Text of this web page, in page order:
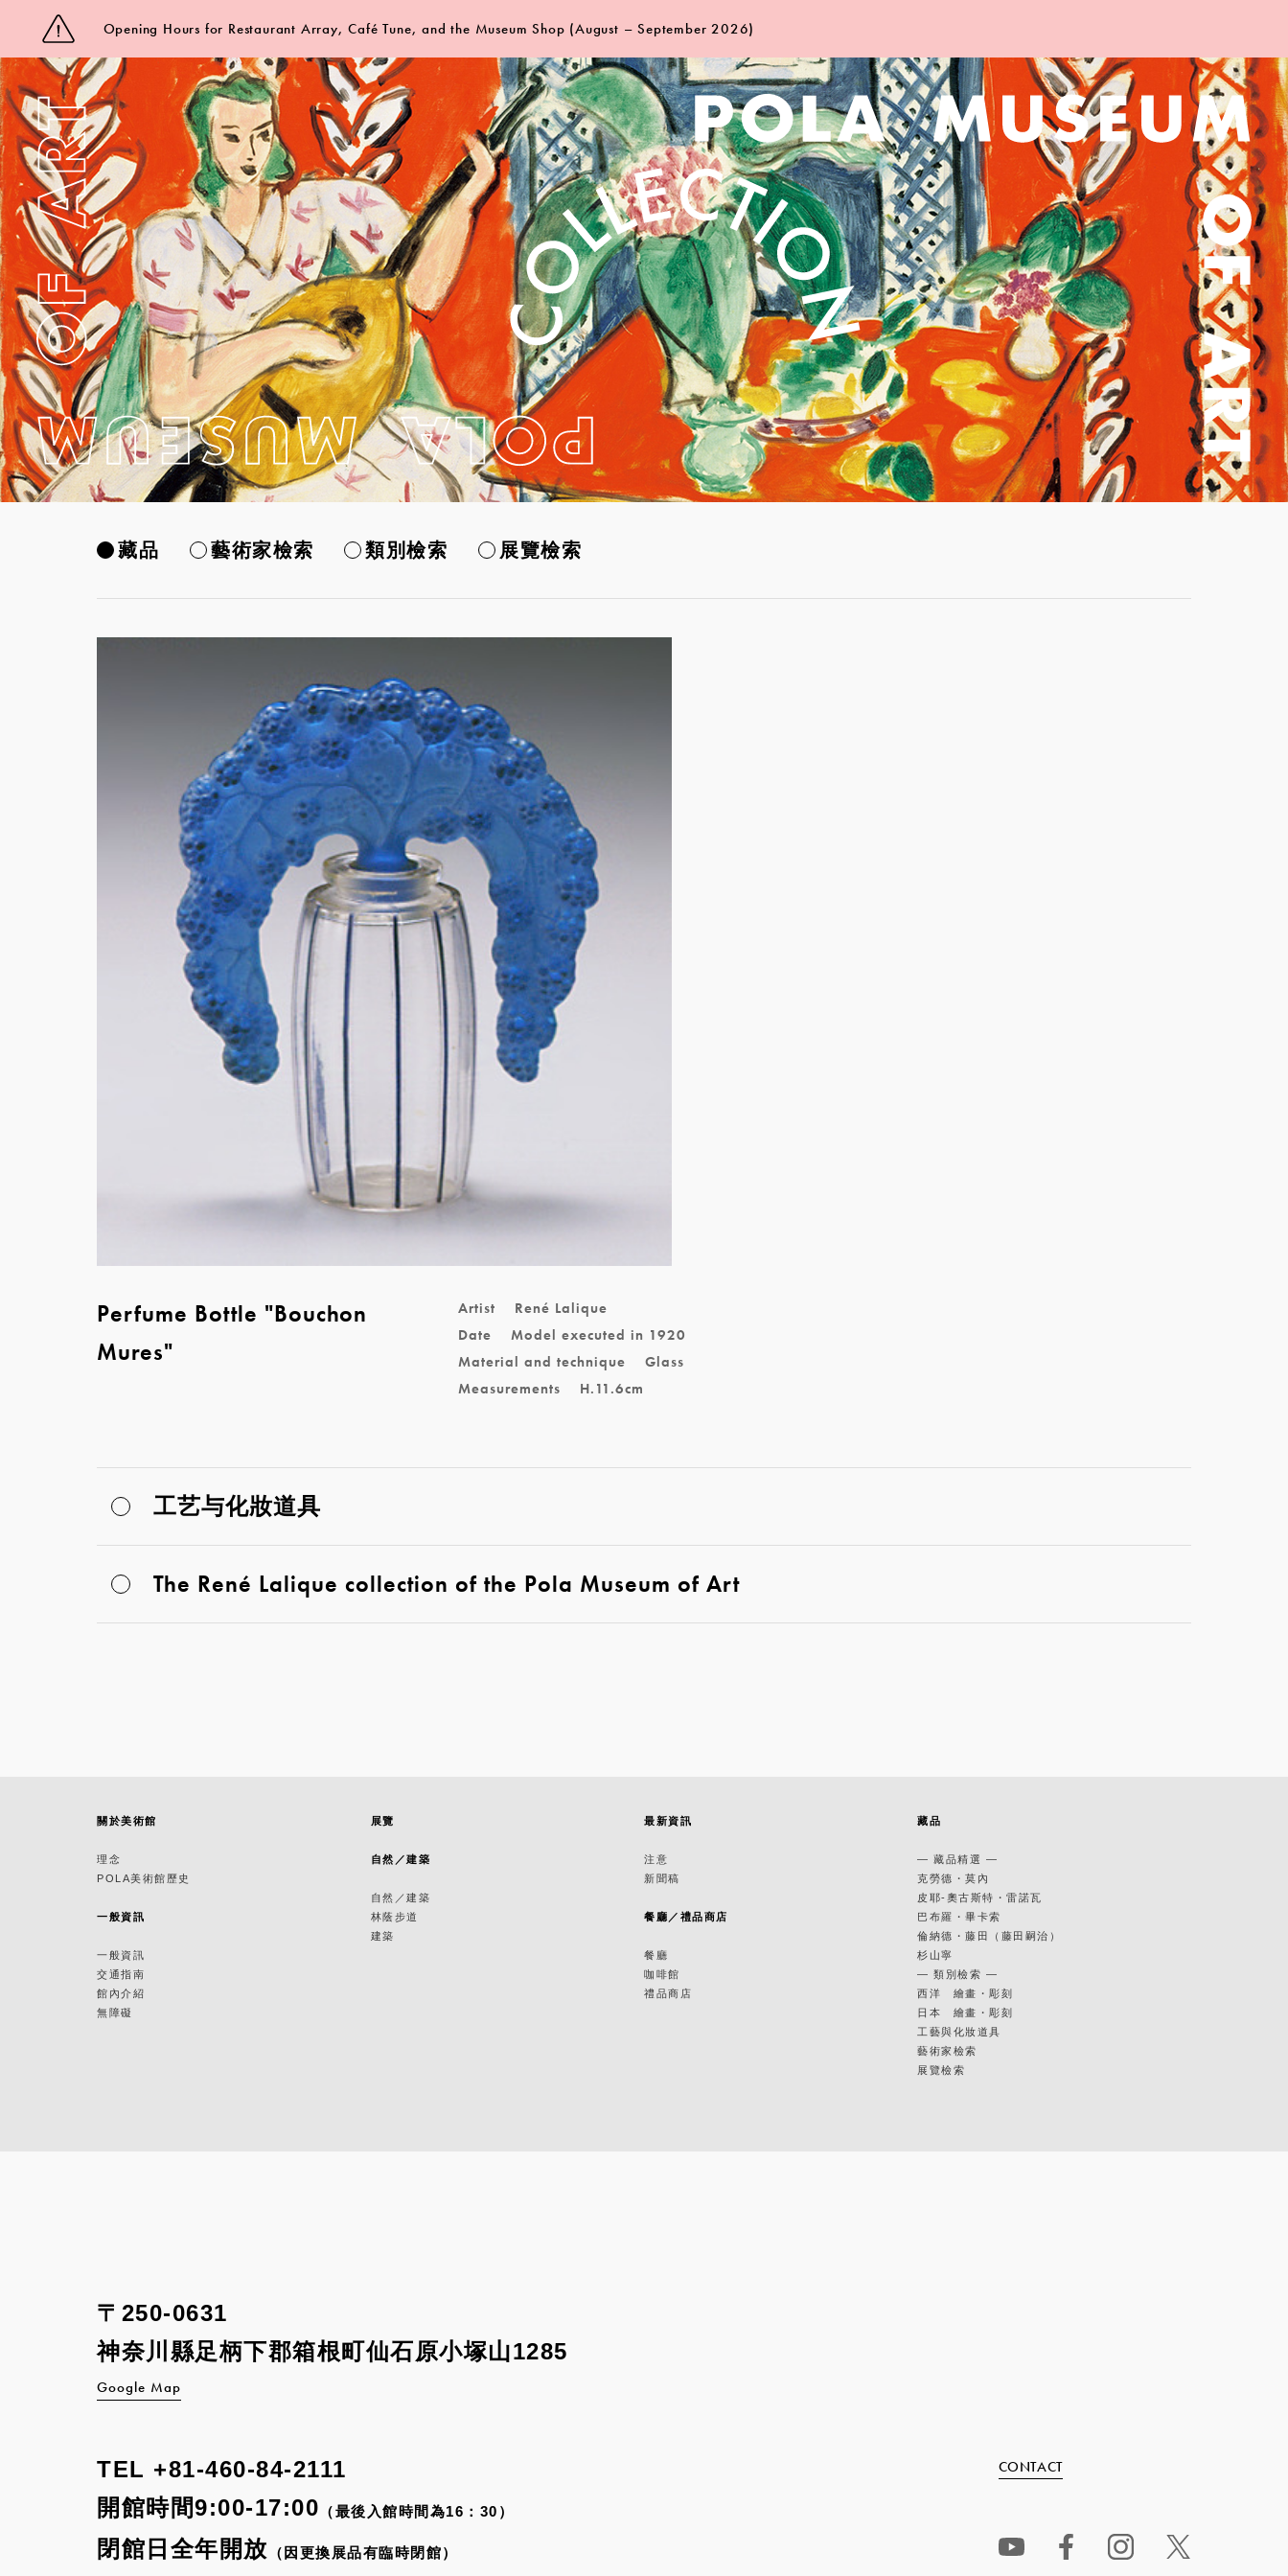
Opening Hours for Restaurant Array, Café Tune, and the Museum Shop (August – September 2026)
藏品 藝術家檢索 類別檢索 展覽檢索
Perfume Bottle "Bouchon
Mures"
Artist
René Lalique
Date
Model executed in 1920
Material and technique
Glass
Measurements
H.11.6cm
工艺与化妝道具
The René Lalique collection of the Pola Museum of Art
關於美術館
理念
POLA美術館歷史
一般資訊
一般資訊
交通指南
館內介紹
無障礙
展覽
自然／建築
自然／建築
林蔭步道
建築
最新資訊
注意
新聞稿
餐廳／禮品商店
餐廳
咖啡館
禮品商店
藏品
— 藏品精選 —
克勞德・莫內
皮耶-奧古斯特・雷諾瓦
巴布羅・畢卡索
倫納德・藤田（藤田嗣治）
杉山寧
— 類別檢索 —
西洋 繪畫・彫刻
日本 繪畫・彫刻
工藝與化妝道具
藝術家檢索
展覽檢索
〒250-0631
神奈川縣足柄下郡箱根町仙石原小塚山1285
Google Map
TEL +81-460-84-2111
開館時間9:00-17:00 （最後入館時間為16：30）
閉館日全年開放 （因更換展品有臨時閉館）
CONTACT